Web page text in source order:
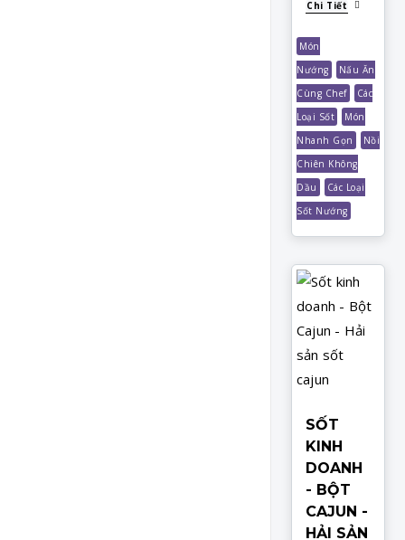
Chi Tiết
Món
Nướng
Nấu Ăn
Cùng Chef
Các
Loại Sốt
Món
Nhanh Gọn
Nồi
Chiên Không
Dầu
Các Loại
Sốt Nướng
SỐT
KINH
DOANH
- BỘT
CAJUN -
HẢI SẢN